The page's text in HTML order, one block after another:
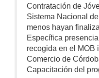
Contratación de
Sistema Nacional
menos hayan
Específica
recogida en el MOB
Comercio de
Capacitación del